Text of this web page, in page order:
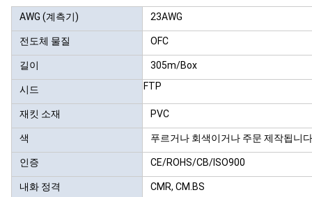
AWG (계측기) 23AWG
전도체 물질 OFC
길이 305m/Box
시드 FTP
재킷 소재 PVC
색 푸르거나 회색이거나 주문 제작됩니다
인증 CE/ROHS/CB/ISO900
내화 정격 CMR, CM.BS